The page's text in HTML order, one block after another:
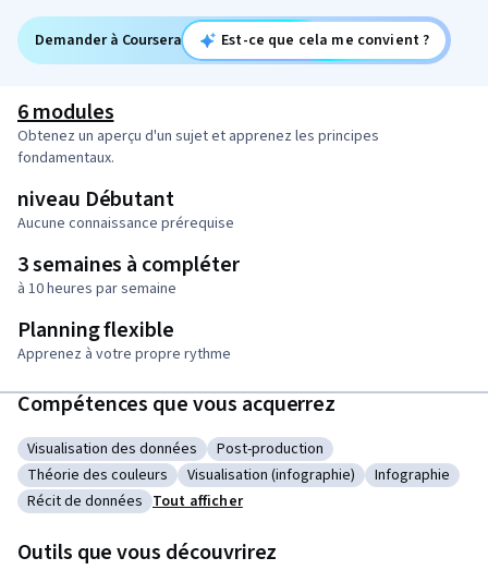
Demander à Coursera Est-ce que cela me convient ?
6 modules
Obtenez un aperçu d'un sujet et apprenez les principes
fondamentaux.
niveau Débutant
Aucune connaissance prérequise
3 semaines à compléter
à 10 heures par semaine
Planning flexible
Apprenez à votre propre rythme
Compétences que vous acquerrez
Catégorie : Visualisation des données
Visualisation des données Catégorie : Post-production
Post-production
Catégorie : Théorie des couleurs
Théorie des couleurs Catégorie : Visualisation (infographie)
Visualisation (infographie) Catégorie :
Infographie
Catégorie : Récit de données
Récit de données Tout afficher
Outils que vous découvrirez